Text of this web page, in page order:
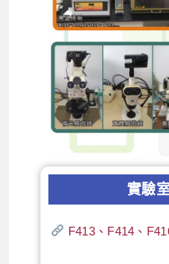
實驗
F413、F414、